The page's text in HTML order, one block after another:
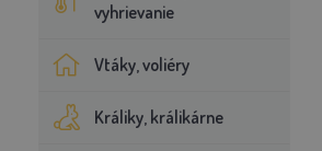
vyhrievanie
Vtáky, voliéry
Králiky, králikárne